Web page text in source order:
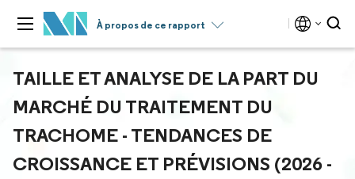
À propos de ce rapport
TAILLE ET ANALYSE DE LA PART DU
MARCHÉ DU TRAITEMENT DU
TRACHOME - TENDANCES DE
CROISSANCE ET PRÉVISIONS (2026 -